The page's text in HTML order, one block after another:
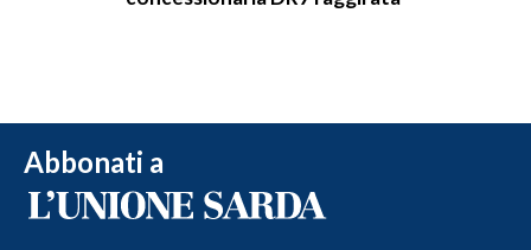
Abbonati a